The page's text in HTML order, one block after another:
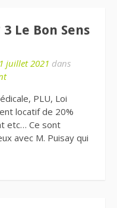
Le Bon Sens
juillet 2021 dans
PLU, Loi
locatif de 20%
etc… Ce sont
avec M. Puisay qui